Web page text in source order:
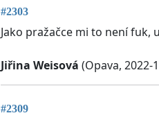
#2303
Jako pražačce mi to není fuk,
Jiřina Weisová (Opava, 2022-
#2309